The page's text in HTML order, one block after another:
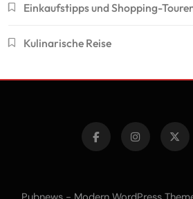
Einkaufstipps und Shopping-
Kulinarische Reise